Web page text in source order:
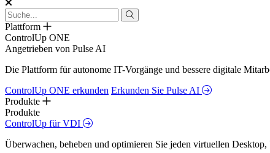
Plattform
ControlUp ONE
Angetrieben von Pulse AI
Die Plattform für autonome IT-Vorgänge und bessere digitale
ControlUp ONE erkunden Erkunden Sie Pulse AI
Produkte
Produkte
ControlUp für VDI
Überwachen, beheben und optimieren Sie jeden virtuellen